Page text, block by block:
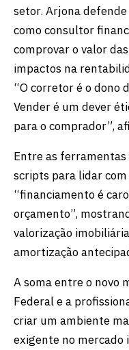
setor. Arjona
como consultor
comprovar o valor
impactos na
“O corretor é o dono
Vender é um dever
para o comprador”,
Entre as
scripts para lidar
“financiamento é
orçamento”,
valorização
amortização
A soma entre o novo
Federal e a
criar um ambiente
exigente no mercado